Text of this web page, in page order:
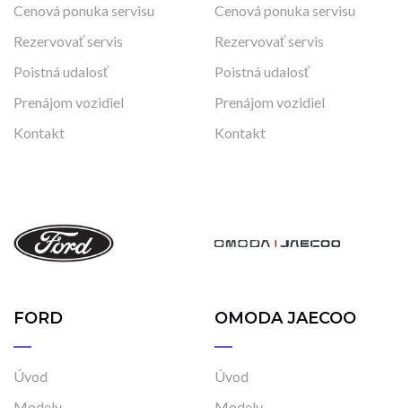
Cenová ponuka servisu
Rezervovať servis
Poistná udalosť
Prenájom vozidiel
Kontakt
Cenová ponuka servisu
Rezervovať servis
Poistná udalosť
Prenájom vozidiel
Kontakt
FORD
Úvod
OMODA JAECOO
Úvod